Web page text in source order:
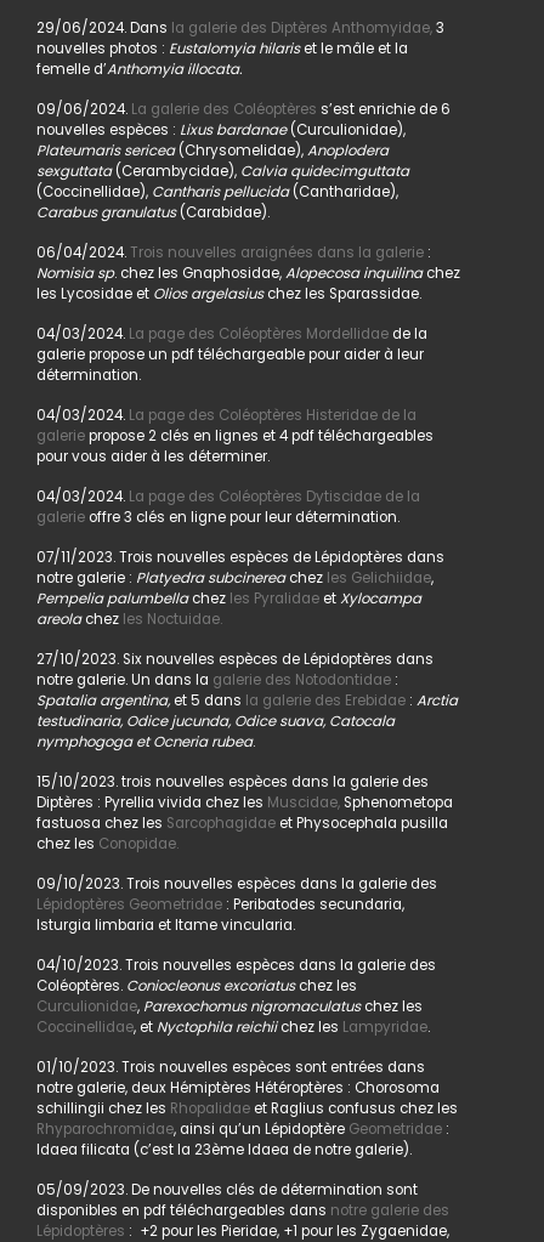
29/06/2024. Dans la galerie des Diptères Anthomyidae,3
nouvelles photos : Eustalomyia hilariset le mâle et la
femelle d’Anthomyia illocata.
09/06/2024.La galerie des Coléoptères s’est enrichie de 6
nouvelles espèces : Lixus bardanae(Curculionidae),
Plateumaris sericea(Chrysomelidae),Anoplodera
sexguttata(Cerambycidae), Calvia quidecimguttata
(Coccinellidae), Cantharis pellucida(Cantharidae),
Carabus granulatus(Carabidae).
06/04/2024.Trois nouvelles araignées dans la galerie:
Nomisia sp. chez les Gnaphosidae,Alopecosa inquilinachez
les Lycosidae et Olios argelasiuschez les Sparassidae.
04/03/2024. La page des Coléoptères Mordellidaede la
galerie propose un pdf téléchargeable pour aider à leur
détermination.
04/03/2024. La page des Coléoptères Histeridae de la
galeriepropose 2 clés en lignes et 4 pdf téléchargeables
pour vous aider à les déterminer.
04/03/2024. La page des Coléoptères Dytiscidae de la
galerieoffre 3 clés en ligne pour leur détermination.
07/11/2023. Trois nouvelles espèces de Lépidoptères dans
notre galerie : Platyedra subcinereachez les Gelichiidae,
Pempelia palumbellachez les PyralidaeetXylocampa
areolachez les Noctuidae.
27/10/2023. Six nouvelles espèces de Lépidoptères dans
notre galerie. Un dans la galerie des Notodontidae:
Spatalia argentina, et 5 dans la galerie des Erebidae: Arctia
testudinaria, Odice jucunda, Odice suava, Catocala
nymphogoga et Ocneria rubea.
15/10/2023. trois nouvelles espèces dans la galerie des
Diptères : Pyrellia vivida chez les Muscidae,Sphenometopa
fastuosa chez les Sarcophagidaeet Physocephala pusilla
chez les Conopidae.
09/10/2023. Trois nouvelles espèces dans la galerie des
Lépidoptères Geometridae: Peribatodes secundaria,
Isturgia limbaria et Itame vincularia.
04/10/2023. Trois nouvelles espèces dans la galerie des
Coléoptères. Coniocleonus excoriatuschez les
Curculionidae, Parexochomus nigromaculatuschez les
Coccinellidae, et Nyctophila reichiichez les Lampyridae.
01/10/2023. Trois nouvelles espèces sont entrées dans
notre galerie, deux Hémiptères Hétéroptères : Chorosoma
schillingii chez les Rhopalidaeet Raglius confusus chez les
Rhyparochromidae, ainsi qu’un Lépidoptère Geometridae:
Idaea filicata (c’est la 23ème Idaea de notre galerie).
05/09/2023. De nouvelles clés de détermination sont
disponibles en pdf téléchargeables dans notre galerie des
Lépidoptères : +2 pour les Pieridae, +1 pour les Zygaenidae,